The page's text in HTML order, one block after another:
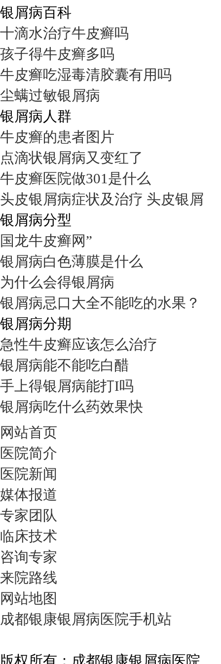
银屑病百科
十滴水治疗牛皮癣吗
孩子得牛皮癣多吗
牛皮癣吃湿毒清胶囊有用吗
尘螨过敏银屑病
银屑病人群
牛皮癣的患者图片
点滴状银屑病又变红了
牛皮癣医院做301是什么
头皮银屑病症状及治疗 头皮银屑
银屑病分型
国龙牛皮癣网”
银屑病白色薄膜是什么
为什么会得银屑病
银屑病忌口大全不能吃的水果？
银屑病分期
急性牛皮癣应该怎么治疗
银屑病能不能吃白醋
手上得银屑病能打I吗
银屑病吃什么药效果快
网站首页
医院简介
医院新闻
媒体报道
专家团队
临床技术
咨询专家
来院路线
网站地图
成都银康银屑病医院手机站
版权所有：成都银康银屑病医院